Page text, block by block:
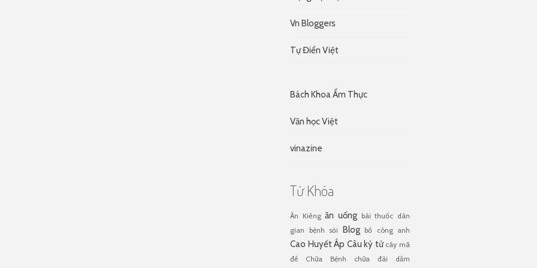
Vn Bloggers
Tự Điển Việt
Bách Khoa Ẩm Thực
Văn học Việt
vinazine
Từ Khóa
Ăn Kiêng ăn uống bài thuốc dân
gian
bệnh sỏi Blog bồ công anh
Cao Huyết Áp Câu kỷ tử cây mã
đề
Chữa Bệnh chữa đái dầm